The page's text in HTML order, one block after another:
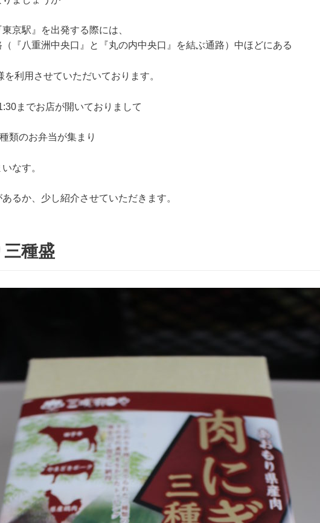
京駅』を出発する際には、
『八重洲中央口』と『丸の内中央口』を結ぶ通路）中ほどにある
を利用させていただいております。
までお店が開いておりまして
類のお弁当が集まり
なす。
るか、少し紹介させていただきます。
種盛